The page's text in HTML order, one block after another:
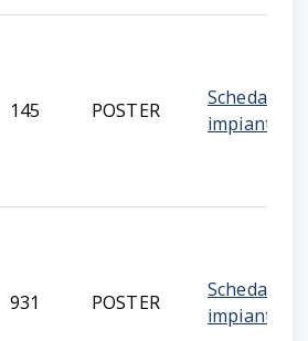
145 POSTER
Scheda
impianto
931 POSTER
Scheda
impianto